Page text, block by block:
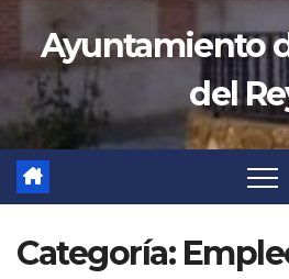
Ayuntamiento
del
Categoría: